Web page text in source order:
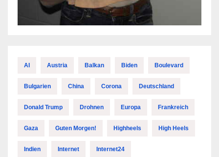
AI Austria Balkan Biden Boulevard
Bulgarien China Corona Deutschland
Donald Trump Drohnen Europa Frankreich
Gaza Guten Morgen! Highheels High Heels
Indien Internet Internet24